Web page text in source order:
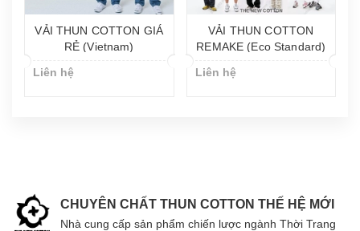
VẢI THUN COTTON GIÁ
RẺ (Vietnam)
Liên hệ
VẢI THUN COTTON
REMAKE (Eco Standard)
Liên hệ
CHUYÊN CHẤT THUN COTTON THẾ HỆ MỚI
Nhà cung cấp sản phẩm chiến lược ngành Thời Trang